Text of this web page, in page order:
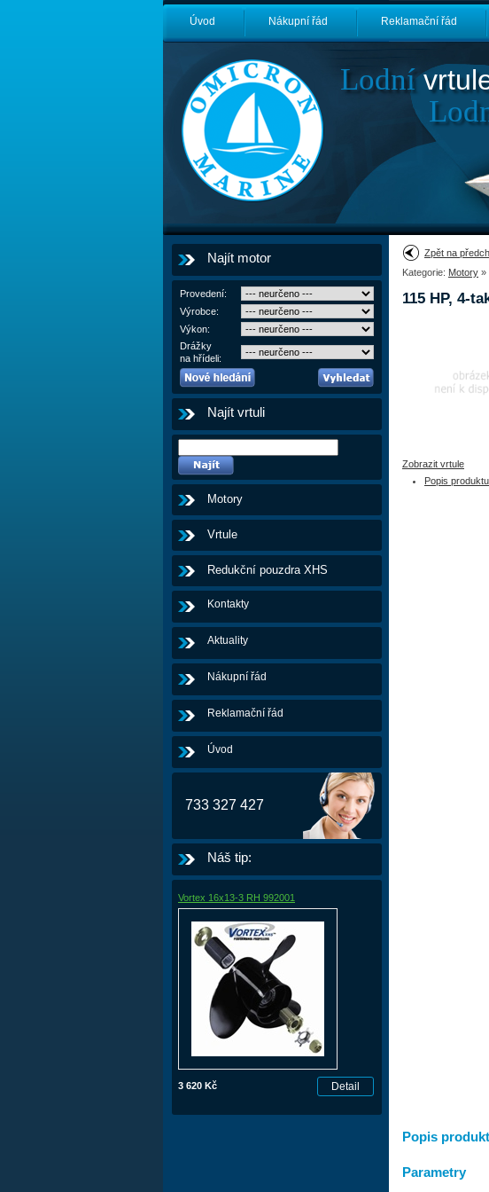
Úvod Nákupní řád Reklamační řád
Lodní
Najít motor
Provedení:
Výrobce:
Výkon:
Drážky
na hřídeli:
Najít vrtuli
Motory
Vrtule
Redukční pouzdra XHS
Kontakty
Aktuality
Nákupní řád
Reklamační řád
Úvod
733 327 427
Náš tip:
Vortex 16x13-3 RH 992001
3 620 Kč
Zpět na
Kategorie: Motory »
115 HP, 4-
Zobrazit vrtule
Popis produktu
Popis
Parametry